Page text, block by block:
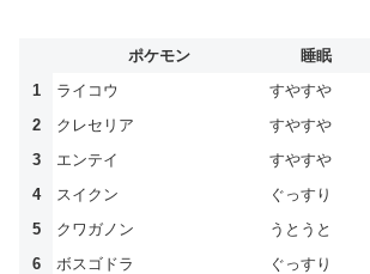
ポケモン 睡眠
1
ライコウ すやすや
2
クレセリア すやすや
3
エンテイ すやすや
4
スイクン ぐっすり
5
クワガノン うとうと
6
ボスゴドラ ぐっすり